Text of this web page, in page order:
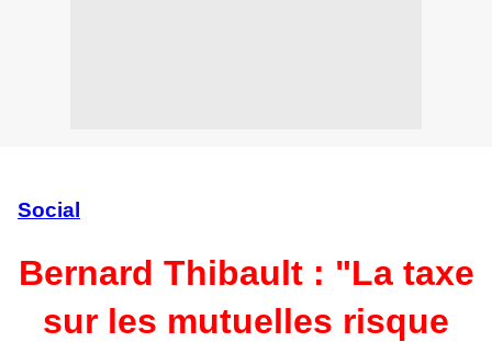
Social
Bernard Thibault : "La taxe
sur les mutuelles risque